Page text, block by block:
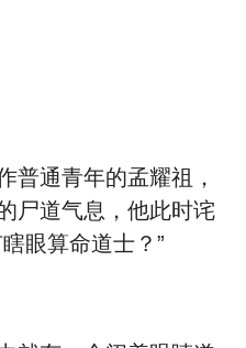
普通青年的孟耀祖，
尸道气息，他此时诧
眼算命道士？”